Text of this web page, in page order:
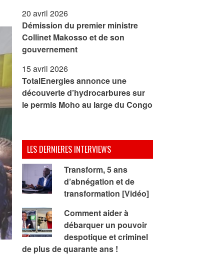
20 avril 2026
Démission du premier ministre
Collinet Makosso et de son
gouvernement
15 avril 2026
TotalEnergies annonce une
découverte d’hydrocarbures sur
le permis Moho au large du Congo
LES DERNIERES INTERVIEWS
Transform, 5 ans
d’abnégation et de
transformation [Vidéo]
Comment aider à
débarquer un pouvoir
despotique et criminel
de plus de quarante ans !